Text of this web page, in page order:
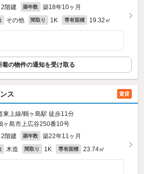
2階建 築年数 築18年10ヶ月
その他 間取り 1K 専有面積 19.32㎡
着の物件の通知を受け取る
ス 賃貸
東上線/鶴ヶ島駅 徒歩11分
ヶ島市上広谷250番10号
2階建 築年数 築22年11ヶ月
木造 間取り 1K 専有面積 23.74㎡